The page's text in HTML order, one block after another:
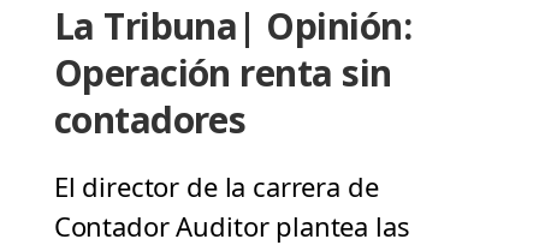
La Tribuna| Opinión:
Operación renta sin
contadores
El director de la carrera de
Contador Auditor plantea las